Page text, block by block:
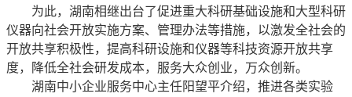
为此，湖南相继出台了促进重大科研基础设施和大型科研
仪器向社会开放实施方案、管理办法等措施，以激发全社会的
开放共享积极性，提高科研设施和仪器等科技资源开放共享
度，降低全社会研发成本，服务大众创业，万众创新。
湖南中小企业服务中心主任阳望平介绍，推进各类实验